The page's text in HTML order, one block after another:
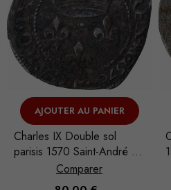
AJOUTER AU PANIER
Charles VI Demi-guénar
1389 La Rochelle
Comparer